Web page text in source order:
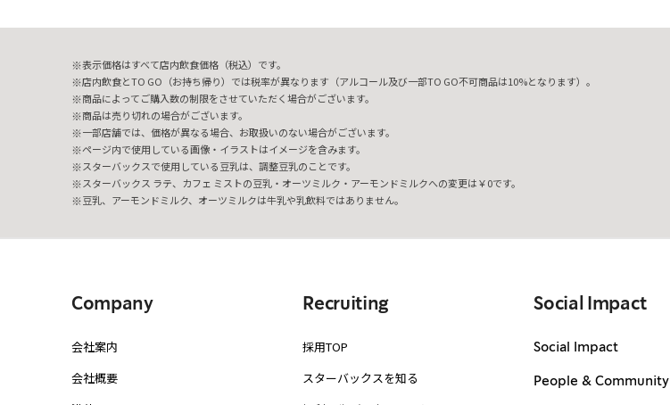
表示価格はすべて店内飲食価格（税込）です。
店内飲食とTO GO（お持ち帰り）では税率が異なります（アルコール及び一部TO GO不可商品は10%となります）。
商品によってご購入数の制限をさせていただく場合がございます。
商品は売り切れの場合がございます。
一部店舗では、価格が異なる場合、お取扱いのない場合がございます。
ページ内で使用している画像・イラストはイメージを含みます。
スターバックスで使用している豆乳は、調整豆乳のことです。
スターバックス ラテ、カフェ ミストの豆乳・オーツミルク・アーモンドミルクへの変更は￥0です。
豆乳、アーモンドミルク、オーツミルクは牛乳や乳飲料ではありません。
Company
会社案内
会社概要
Recruiting
採用TOP
スターバックスを知る
Social Impact
Social Impact
People & Community